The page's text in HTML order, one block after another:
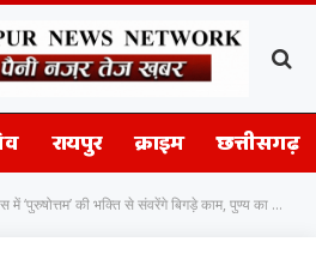
रायपुर क्राइम छत्तीसगढ़
की भक्ति से संवरेंगे बिगड़े काम, पुण्य का महापर्व आज से शुरू